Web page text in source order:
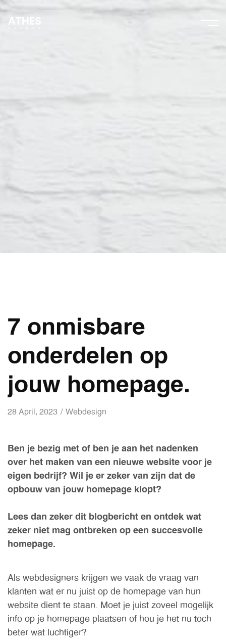
7 onmisbare
onderdelen op
jouw homepage.
28 April, 2023 Webdesign
Ben je bezig met of ben je aan het nadenken
over het maken van een nieuwe website voor je
eigen bedrijf? Wil je er zeker van zijn dat de
opbouw van jouw homepage klopt?
Lees dan zeker dit blogbericht en ontdek wat
zeker niet mag ontbreken op een succesvolle
homepage.
Als webdesigners krijgen we vaak de vraag van
klanten wat er nu juist op de homepage van hun
website dient te staan. Moet je juist zoveel mogelijk
info op je homepage plaatsen of hou je het nu toch
beter wat luchtiger?